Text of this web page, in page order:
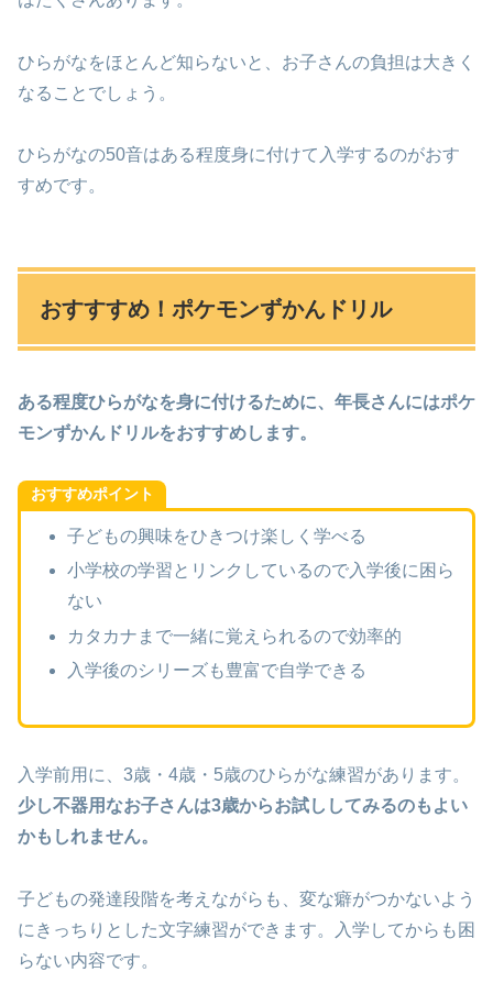
ひらがなをほとんど知らないと、お子さんの負担は大きく
なることでしょう。
ひらがなの50音はある程度身に付けて入学するのがおす
すめです。
おすすすめ！ポケモンずかんドリル
ある程度ひらがなを身に付けるために、年長さんにはポケ
モンずかんドリルをおすすめします。
おすすめポイント
子どもの興味をひきつけ楽しく学べる
小学校の学習とリンクしているので入学後に困ら
ない
カタカナまで一緒に覚えられるので効率的
入学後のシリーズも豊富で自学できる
入学前用に、3歳・4歳・5歳のひらがな練習があります。
少し不器用なお子さんは3歳からお試ししてみるのもよい
かもしれません。
子どもの発達段階を考えながらも、変な癖がつかないよう
にきっちりとした文字練習ができます。入学してからも困
らない内容です。